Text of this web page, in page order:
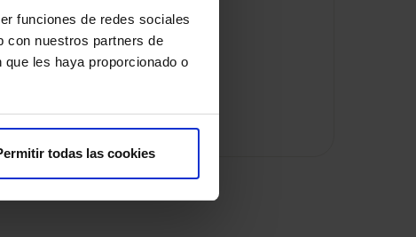
funciones de redes sociales
con nuestros partners de
les haya proporcionado o
todas las cookies